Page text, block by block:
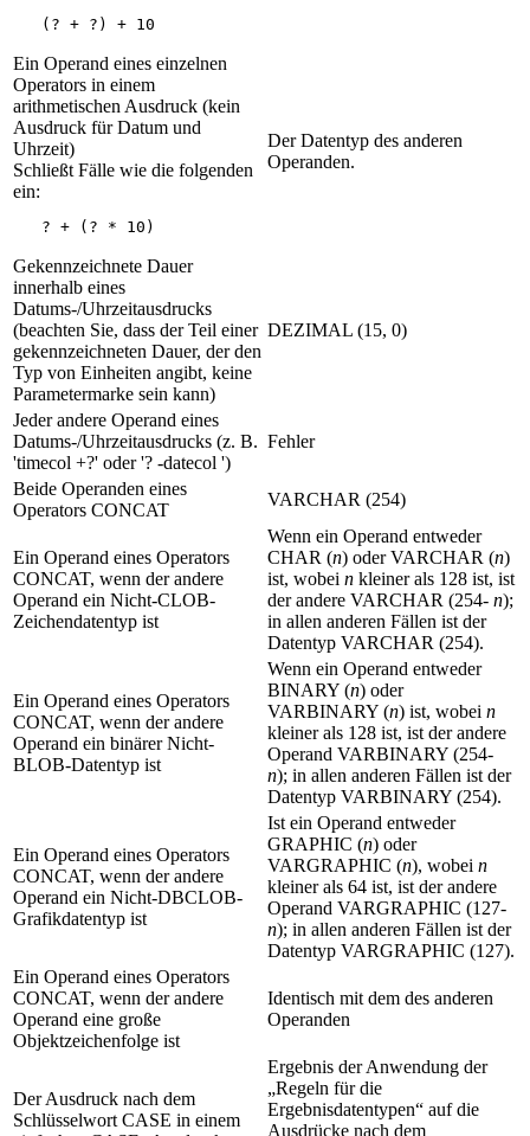
   (? + ?) + 10
Ein Operand eines einzelnen
Operators in einem
arithmetischen Ausdruck (kein
Ausdruck für Datum und
Uhrzeit)
Schließt Fälle wie die folgenden
ein:
   ? + (? * 10)
Der Datentyp des anderen
Operanden.
Gekennzeichnete Dauer
innerhalb eines
Datums-/Uhrzeitausdrucks
(beachten Sie, dass der Teil einer
gekennzeichneten Dauer, der den
Typ von Einheiten angibt, keine
Parametermarke sein kann)
DEZIMAL (15, 0)
Jeder andere Operand eines
Datums-/Uhrzeitausdrucks (z. B.
'timecol +?' oder '? -datecol ')
Fehler
Beide Operanden eines
Operators CONCAT
VARCHAR (254)
Ein Operand eines Operators
CONCAT, wenn der andere
Operand ein Nicht-CLOB-
Zeichendatentyp ist
Wenn ein Operand entweder
CHAR (n) oder VARCHAR (n)
ist, wobei n kleiner als 128 ist, ist
der andere VARCHAR (254- n);
in allen anderen Fällen ist der
Datentyp VARCHAR (254).
Ein Operand eines Operators
CONCAT, wenn der andere
Operand ein binärer Nicht-
BLOB-Datentyp ist
Wenn ein Operand entweder
BINARY (n) oder
VARBINARY (n) ist, wobei n
kleiner als 128 ist, ist der andere
Operand VARBINARY (254-
n); in allen anderen Fällen ist der
Datentyp VARBINARY (254).
Ein Operand eines Operators
CONCAT, wenn der andere
Operand ein Nicht-DBCLOB-
Grafikdatentyp ist
Ist ein Operand entweder
GRAPHIC (n) oder
VARGRAPHIC (n), wobei n
kleiner als 64 ist, ist der andere
Operand VARGRAPHIC (127-
n); in allen anderen Fällen ist der
Datentyp VARGRAPHIC (127).
Ein Operand eines Operators
CONCAT, wenn der andere
Operand eine große
Objektzeichenfolge ist
Identisch mit dem des anderen
Operanden
Der Ausdruck nach dem
Schlüsselwort CASE in einem
Ergebnis der Anwendung der
Regeln für die
Ergebnisdatentypen
auf die
Ausdrücke nach dem